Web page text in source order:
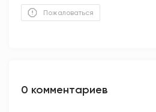
Пожаловаться
0 комментариев